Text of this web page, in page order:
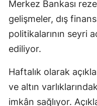
Merkez Bankası
gelişmeler, dış
politikalarının seyri
ediliyor.
Haftalık olarak
ve altın
imkân sağlıyor.